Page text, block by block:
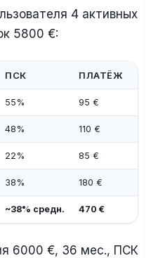
4 активных
5800 €:
ПСК ПЛАТЁЖ
55% 95 €
48% 110 €
22% 85 €
38% 180 €
~38% средн. 470 €
6000 €, 36 мес., ПСК